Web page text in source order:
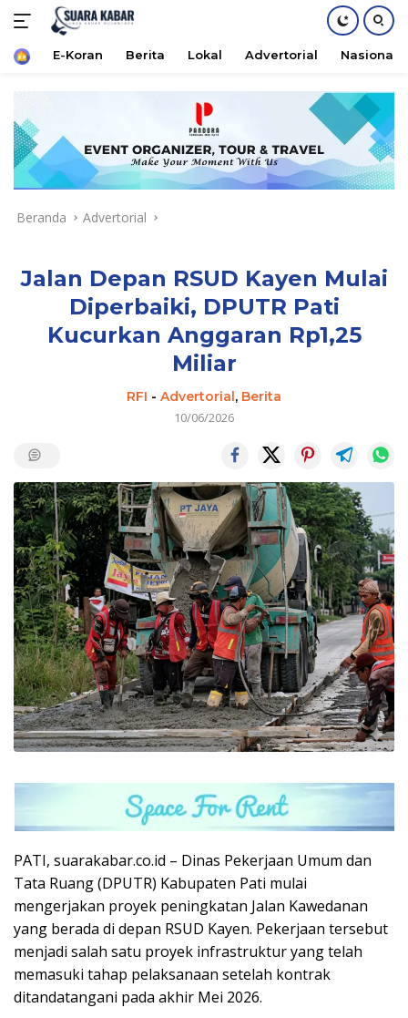
konten
HomeE-Koran Berita Lokal Advertorial Nasional
Beranda Advertorial
Jalan Depan RSUD Kayen Mulai
Diperbaiki, DPUTR Pati
Kucurkan Anggaran Rp1,25
Miliar
RFI - Advertorial, Berita
10/06/2026
PATI, suarakabar.co.id – Dinas Pekerjaan Umum dan
Tata Ruang (DPUTR) Kabupaten Pati mulai
mengerjakan proyek peningkatan Jalan Kawedanan
yang berada di depan RSUD Kayen. Pekerjaan tersebut
menjadi salah satu proyek infrastruktur yang telah
memasuki tahap pelaksanaan setelah kontrak
ditandatangani pada akhir Mei 2026.